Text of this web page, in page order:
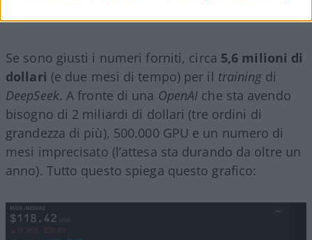
meno. Molto meno.
Se sono giusti i numeri forniti, circa 5,6 milioni di
dollari (e due mesi di tempo) per il trainingdi
DeepSeek. A fronte di una OpenAI che sta avendo
bisogno di 2 miliardi di dollari (tre ordini di
grandezza di più), 500.000 GPU e un numero di
mesi imprecisato (l’attesa sta durando da oltre un
anno). Tutto questo spiega questo grafico: